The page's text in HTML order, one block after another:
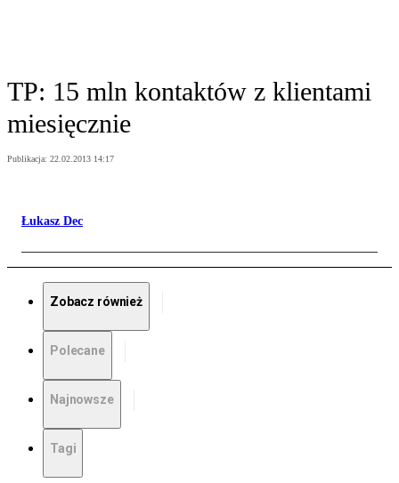
TP: 15 mln kontaktów z klientami
miesięcznie
Publikacja: 22.02.2013 14:17
Łukasz Dec
Zobacz również
Polecane
Najnowsze
Tagi